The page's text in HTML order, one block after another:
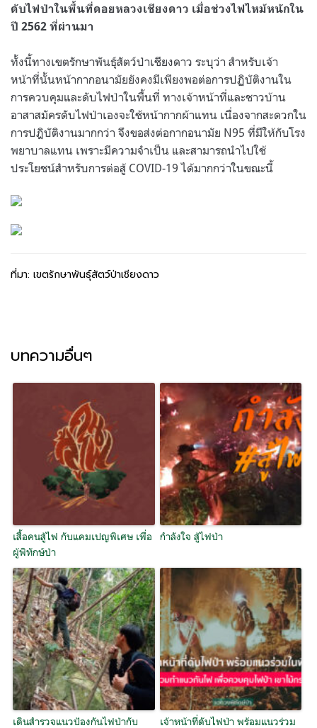
ดับไฟป่าในพื้นที่ดอยหลวงเชียงดาว เมื่อช่วงไฟไหม้หนักใน
ปี 2562 ที่ผ่านมา
ทั้งนี้ทางเขตรักษาพันธุ์สัตว์ป่าเชียงดาว ระบุว่า สำหรับเจ้า
หน้าที่นั้นหน้ากากอนามัยยังคงมีเพียงพอต่อการปฏิบัติงานใน
การควบคุมและดับไฟป่าในพื้นที่ ทางเจ้าหน้าที่และชาวบ้าน
อาสาสมัครดับไฟป่าเองจะใช้หน้ากากผ้าแทน เนื่องจากสะดวกใน
การปฎิบัติงานมากกว่า จึงขอส่งต่อกากอนามัย N95 ที่มีให้กับโรง
พยาบาลแทน เพราะมีความจำเป็น และสามารถนำไปใช้
ประโยชน์สำหรับการต่อสู้ COVID-19 ได้มากกว่าในขณะนี้
ที่มา: เขตรักษาพันธุ์สัตว์ป่าเชียงดาว
บทความอื่นๆ
เสื้อคนสู้ไฟ กับแคมเปญพิเศษ เพื่อ
ผู้พิทักษ์ป่า
กำลังใจ สู้ไฟป่า
เดินสำรวจแนวป้องกันไฟป่ากับ
เจ้าหน้าที่ดับไฟป่า พร้อมแนวร่วม